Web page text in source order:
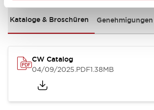
Kataloge & Broschüren
CW Catalog
04/09/2025.PDF1.38MB